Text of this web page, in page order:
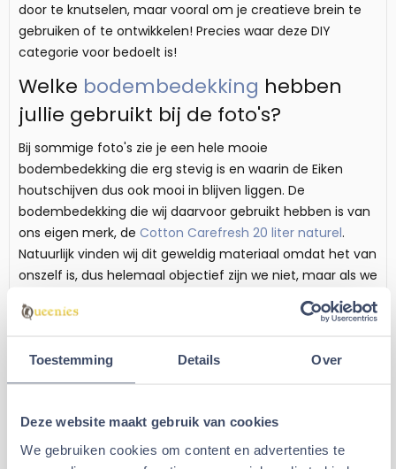
Toestemming Details Over
Deze website maakt gebruik van cookies
We gebruiken cookies om content en advertenties te
door te knutselen, maar vooral om je creatieve brein te
gebruiken of te ontwikkelen! Precies waar deze DIY
categorie voor bedoelt is!
Welke bodembedekking hebben
jullie gebruikt bij de foto's?
Bij sommige foto's zie je een hele mooie
bodembedekking die erg stevig is en waarin de Eiken
houtschijven dus ook mooi in blijven liggen. De
bodembedekking die wij daarvoor gebruikt hebben is van
ons eigen merk, de Cotton Carefresh 20 liter naturel.
Natuurlijk vinden wij dit geweldig materiaal omdat het van
onszelf is, dus helemaal objectief zijn we niet, maar als we
vonden dat het beter had gekund hadden we het ook
beter gemaakt natuurlijk. Wij vinden het een geweldig
fundement laag. Gebruiken als algehele bodembedekking
is ook mogelijk, maar dat wordt een beetje duur. 20 liter is
hebben ;).
Specificaties Eiken Houtschijf